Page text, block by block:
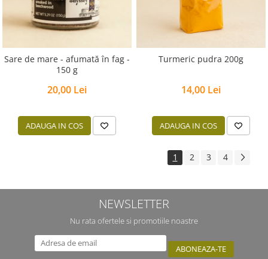
Sare de mare - afumată în fag -
150 g
20,00 Lei
ADAUGA IN COS
Turmeric pudra 200g
14,00 Lei
ADAUGA IN COS
1 2 3 4
NEWSLETTER
Nu rata ofertele si promotiile noastre